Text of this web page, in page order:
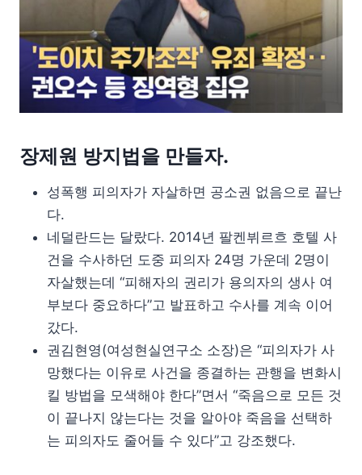
장제원 방지법을 만들자.
성폭행 피의자가 자살하면 공소권 없음으로 끝난
다.
네덜란드는 달랐다. 2014년 팔켄뷔르흐 호텔 사
건을 수사하던 도중 피의자 24명 가운데 2명이
자살했는데 “피해자의 권리가 용의자의 생사 여
부보다 중요하다”고 발표하고 수사를 계속 이어
갔다.
권김현영(여성현실연구소 소장)은 “피의자가 사
망했다는 이유로 사건을 종결하는 관행을 변화시
킬 방법을 모색해야 한다”면서 “죽음으로 모든 것
이 끝나지 않는다는 것을 알아야 죽음을 선택하
는 피의자도 줄어들 수 있다”고 강조했다.